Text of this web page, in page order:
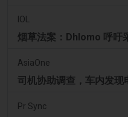
IOL
烟草法案：Dhlomo 呼吁
AsiaOne
司机协助调查，车内发现
Pr Sync